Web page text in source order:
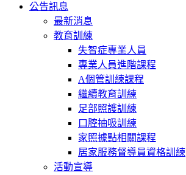
公告訊息
最新消息
教育訓練
失智症專業人員
專業人員進階課程
A個管訓練課程
繼續教育訓練
足部照護訓練
口腔抽吸訓練
家照據點相關課程
居家服務督導員資格訓練
活動宣導